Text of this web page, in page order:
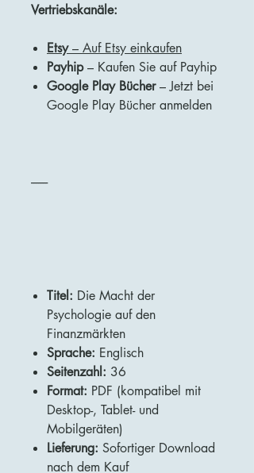
Vertriebskanäle:
Etsy– Auf Etsy einkaufen
Payhip– Kaufen Sie auf Payhip
Google Play Bücher– Jetzt bei
Google Play Bücher anmelden
-------
Titel: Die Macht der
Psychologie auf den
Finanzmärkten
Sprache: Englisch
Seitenzahl: 36
Format: PDF (kompatibel mit
Desktop-, Tablet- und
Mobilgeräten)
Lieferung: Sofortiger Download
nach dem Kauf